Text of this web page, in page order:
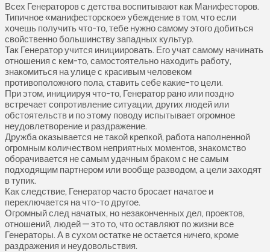
Всех Генераторов с детства воспитывают как Манифесторов.
Типичное «манифесторское» убеждение в том, что если
хочешь получить что-то, тебе нужно самому этого добиться
свойственно большинству западных культур.
Так Генератор учится инициировать. Его учат самому начинать
отношения с кем-то, самостоятельно находить работу,
знакомиться на улице с красивым человеком
противоположного пола, ставить себе какие-то цели.
При этом, инициируя что-то, Генератор рано или поздно
встречает сопротивление ситуации, других людей или
обстоятельств и по этому поводу испытывает огромное
неудовлетворение и раздражение.
Дружба оказывается не такой крепкой, работа наполненной
огромным количеством неприятных моментов, знакомство
оборачивается не самым удачным браком с не самым
подходящим партнером или вообще разводом, а цели заходят
в тупик.
Как следствие, Генератор часто бросает начатое и
переключается на что-то другое.
Огромный след начатых, но незаконченных дел, проектов,
отношений, людей — это то, что оставляют по жизни все
Генераторы. А в сухом остатке не остается ничего, кроме
раздражения и неудовольствия.